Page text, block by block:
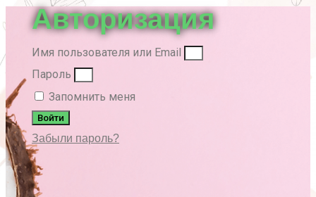
Авторизация
Имя пользователя или Email
Пароль
Запомнить меня
Войти
Забыли пароль?